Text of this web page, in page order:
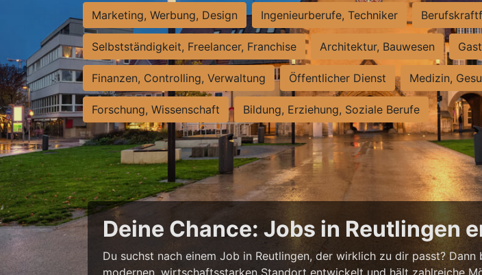
Marketing, Werbung, Design Ingenieurberufe, Techniker
Selbstständigkeit, Freelancer, Franchise Architektur, Bauwesen
Finanzen, Controlling, Verwaltung Öffentlicher Dienst Medizin,
Forschung, Wissenschaft Bildung, Erziehung, Soziale Berufe
Deine Chance: Jobs in Reutlingen
Du suchst nach einem Job in Reutlingen, der wirklich zu dir passt?